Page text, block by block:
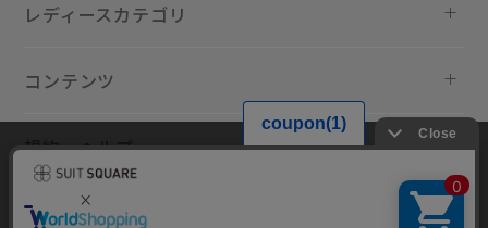
レディースカテゴリ
コンテンツ
規約・ヘルプ
当サイトでは利用体験の向上およびコンテンツの最適な提供、トラフィ
ックの分析を目的としてCookieを使用しています。サイトの閲覧を継続